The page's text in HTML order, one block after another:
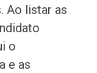
Ao listar as
o
e as